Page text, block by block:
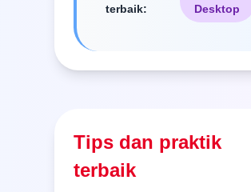
terbaik:
Desktop
Tips dan praktik
terbaik